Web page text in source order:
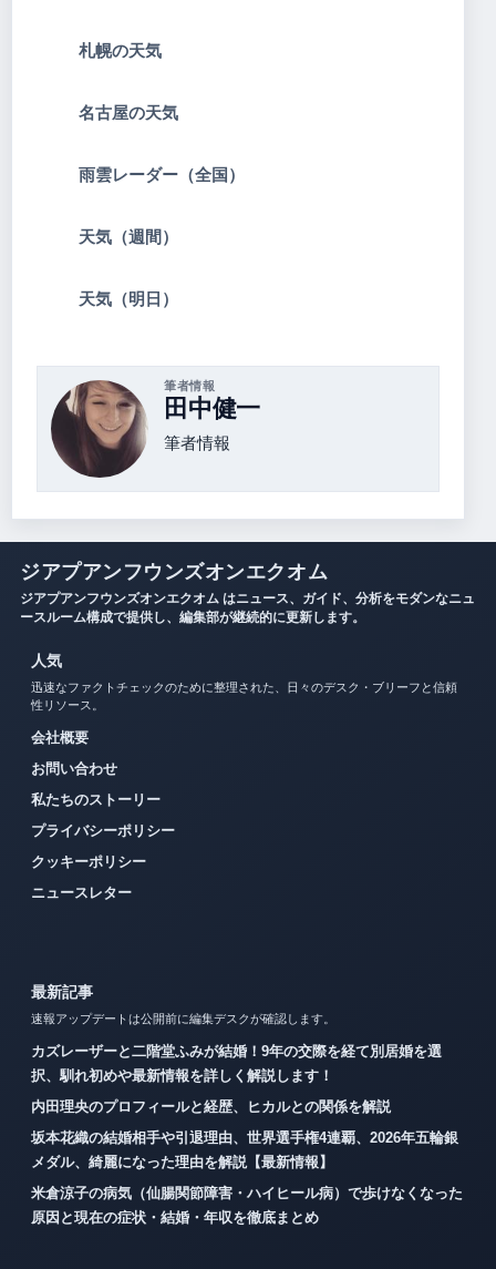
札幌の天気
名古屋の天気
雨雲レーダー（全国）
天気（週間）
天気（明日）
筆者情報
田中健一
筆者情報
ジアプアンフウンズオンエクオム
ジアプアンフウンズオンエクオム はニュース、ガイド、分析をモダンなニュ
ースルーム構成で提供し、編集部が継続的に更新します。
人気
迅速なファクトチェックのために整理された、日々のデスク・ブリーフと信頼
性リソース。
会社概要
お問い合わせ
私たちのストーリー
プライバシーポリシー
クッキーポリシー
ニュースレター
最新記事
速報アップデートは公開前に編集デスクが確認します。
カズレーザーと二階堂ふみが結婚！9年の交際を経て別居婚を選
択、馴れ初めや最新情報を詳しく解説します！
内田理央のプロフィールと経歴、ヒカルとの関係を解説
坂本花織の結婚相手や引退理由、世界選手権4連覇、2026年五輪銀
メダル、綺麗になった理由を解説【最新情報】
米倉涼子の病気（仙腸関節障害・ハイヒール病）で歩けなくなった
原因と現在の症状・結婚・年収を徹底まとめ